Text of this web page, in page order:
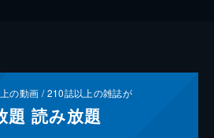
の動画 /210誌以上の雑誌が
題 読み放題